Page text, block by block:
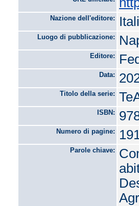
Nazione dell'editore:
Luogo di pubblicazione:
Editore:
Data:
Titolo della serie:
ISBN:
Numero di pagine:
Parole chiave: